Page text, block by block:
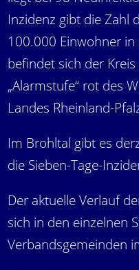
Inzidenz gibt die Zahl
100.000 Einwohner
befindet sich der
„Alarmstufe“ rot des
Landes Rheinland-
Im Brohltal gibt es
die Sieben-Tage-
Der aktuelle Verlauf
sich in den einzelnen
Verbandsgemeinden